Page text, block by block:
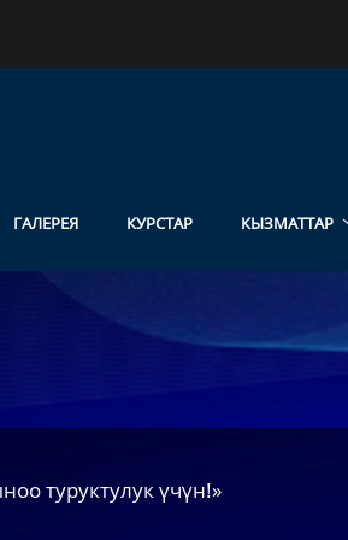
ГАЛЕРЕЯ КУРСТАР КЫЗМАТТАР
туруктулук үчүн!»